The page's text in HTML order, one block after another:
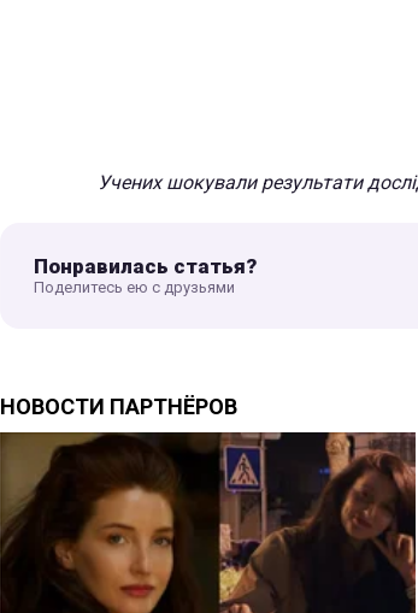
Учених шокували результати
Понравилась статья?
Поделитесь ею с друзьями